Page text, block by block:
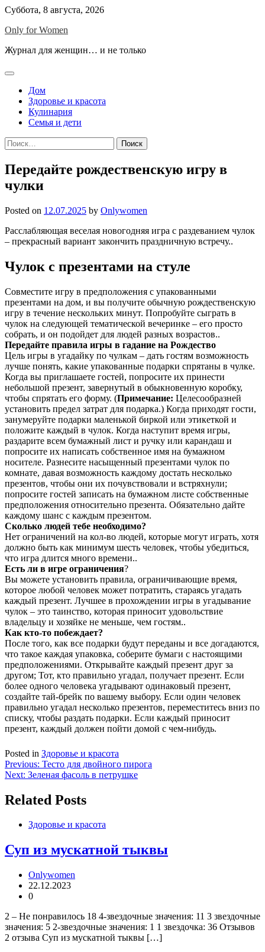
Skip
content
Суббота, 8 августа, 2026
Only for Women
Журнал для женщин… и не только
Дом
Здоровье и красота
Кулинария
Семья и дети
Найти:
Передайте рождественскую игру в
чулки
Posted on 12.07.2025 by Onlywomen
Расслабляющая веселая новогодняя игра с раздеванием чулок
– прекрасный вариант закончить праздничную встречу..
Чулок с презентами на стуле
Совместите игру в предположения с упакованными
презентами на дом, и вы получите обычную рождественскую
игру в течение нескольких минут. Попробуйте сыграть в
чулок на следующей тематической вечеринке – его просто
собрать, и он подойдет для людей разных возрастов..
Передайте правила игры в гадание на Рождество
Цель игры в угадайку по чулкам – дать гостям возможность
лучше понять, какие упакованные подарки спрятаны в чулке.
Когда вы приглашаете гостей, попросите их принести
небольшой презент, завернутый в обыкновенную коробку,
чтобы спрятать его форму. (Примечание: Целесообразней
установить предел затрат для подарка.) Когда приходят гости,
занумеруйте подарки маленькой биркой или этикеткой и
положите каждый в чулок. Когда наступит время игры,
раздарите всем бумажный лист и ручку или карандаш и
попросите их написать собственное имя на бумажном
носителе. Разнесите насыщенный презентами чулок по
комнате, давая возможность каждому достать несколько
презентов, чтобы они их почувствовали и встряхнули;
попросите гостей записать на бумажном листе собственные
предположения относительно презента. Обязательно дайте
каждому шанс с каждым презентом.
Сколько людей тебе необходимо?
Нет ограничений на кол-во людей, которые могут играть, хотя
должно быть как минимум шесть человек, чтобы убедиться,
что игра длится много времени..
Есть ли в игре ограничения?
Вы можете установить правила, ограничивающие время,
которое любой человек может потратить, стараясь угадать
каждый презент. Лучшее в прохождении игры в угадывание
чулок – это таинство, которая приносит удовольствие
владельцу и хозяйке не меньше, чем гостям..
Как кто-то побеждает?
После того, как все подарки будут переданы и все догадаются,
что такое каждая упаковка, соберите бумаги с настоящими
предположениями. Открывайте каждый презент друг за
другом; Тот, кто правильно угадал, получает презент. Если
более одного человека угадывают одинаковый презент,
создайте тай-брейк по вашему выбору. Если один человек
правильно угадал несколько презентов, переместитесь вниз по
списку, чтобы раздать подарки. Если каждый приносит
презент, каждый должен пойти домой с чем-нибудь.
Posted in Здоровье и красота
Навигация
по
записям
Previous: Тесто для двойного пирога
Next: Зеленая фасоль в петрушке
Related Posts
Здоровье и красота
Суп из мускатной тыквы
Onlywomen
22.12.2023
0
2 – Не понравилось 18 4-звездочные значения: 11 3 звездочные
значения: 5 2-звездочные значения: 1 1 звездочка: 36 Отзывов
2 отзыва Суп из мускатной тыквы […]